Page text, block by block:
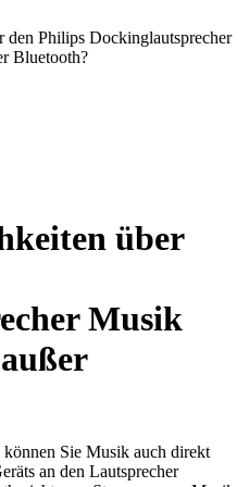
den Philips Dockinglautsprecher
Bluetooth?
über
Musik
Sie Musik auch direkt
an den Lautsprecher